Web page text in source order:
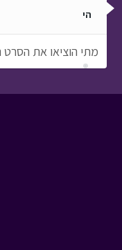
הי
מתי הוציאו את הסרט